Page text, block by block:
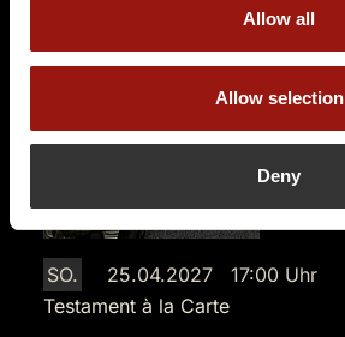
Allow all
Allow selection
Deny
Tickets kaufen
SO.
25.04.2027 17:00 Uhr
Testament à la Carte